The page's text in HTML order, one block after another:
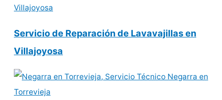
Servicio de Reparación de Lavavajillas en
Villajoyosa